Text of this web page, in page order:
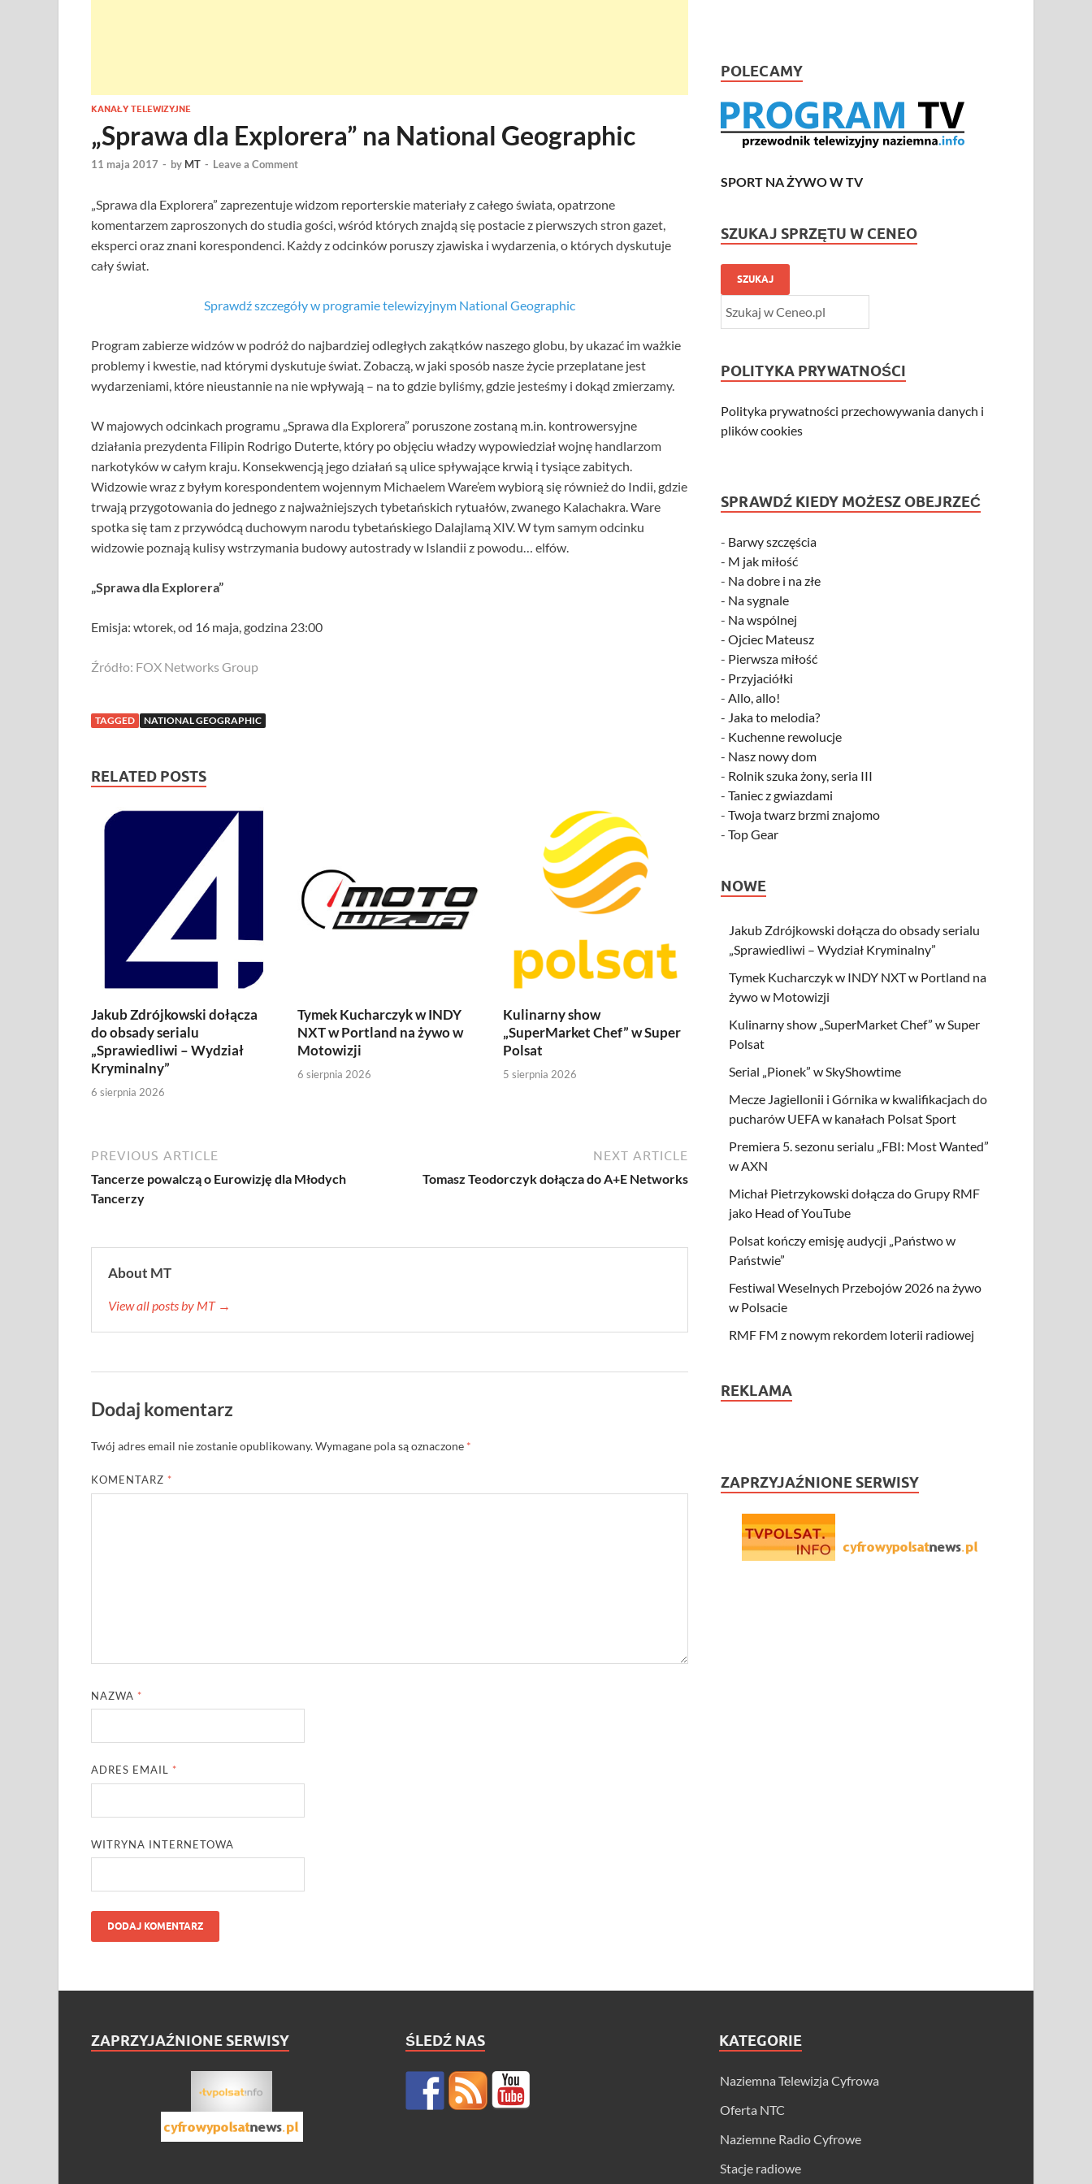
KANAŁY TELEWIZYJNE
„Sprawa dla Explorera” na National Geographic
11 maja 2017 - by MT - Leave a Comment
„Sprawa dla Explorera” zaprezentuje widzom reporterskie materiały z całego świata, opatrzone
komentarzem zaproszonych do studia gości, wśród których znajdą się postacie z pierwszych stron gazet,
eksperci oraz znani korespondenci. Każdy z odcinków poruszy zjawiska i wydarzenia, o których dyskutuje
cały świat.
Sprawdź szczegóły w programie telewizyjnym National Geographic
Program zabierze widzów w podróż do najbardziej odległych zakątków naszego globu, by ukazać im ważkie
problemy i kwestie, nad którymi dyskutuje świat. Zobaczą, w jaki sposób nasze życie przeplatane jest
wydarzeniami, które nieustannie na nie wpływają – na to gdzie byliśmy, gdzie jesteśmy i dokąd zmierzamy.
W majowych odcinkach programu „Sprawa dla Explorera” poruszone zostaną m.in. kontrowersyjne
działania prezydenta Filipin Rodrigo Duterte, który po objęciu władzy wypowiedział wojnę handlarzom
narkotyków w całym kraju. Konsekwencją jego działań są ulice spływające krwią i tysiące zabitych.
Widzowie wraz z byłym korespondentem wojennym Michaelem Ware’em wybiorą się również do Indii, gdzie
trwają przygotowania do jednego z najważniejszych tybetańskich rytuałów, zwanego Kalachakra. Ware
spotka się tam z przywódcą duchowym narodu tybetańskiego Dalajlamą XIV. W tym samym odcinku
widzowie poznają kulisy wstrzymania budowy autostrady w Islandii z powodu… elfów.
„Sprawa dla Explorera”
Emisja: wtorek, od 16 maja, godzina 23:00
Źródło: FOX Networks Group
TAGGED NATIONAL GEOGRAPHIC
RELATED POSTS
Jakub Zdrójkowski dołącza
do obsady serialu
„Sprawiedliwi – Wydział
Kryminalny”
6 sierpnia 2026
Tymek Kucharczyk w INDY
NXT w Portland na żywo w
Motowizji
6 sierpnia 2026
Kulinarny show
„SuperMarket Chef” w Super
Polsat
5 sierpnia 2026
PREVIOUS ARTICLE
Tancerze powalczą o Eurowizję dla Młodych
Tancerzy
NEXT ARTICLE
Tomasz Teodorczyk dołącza do A+E Networks
About MT
View all posts by MT →
Dodaj komentarz
Twój adres email nie zostanie opublikowany.Wymagane pola są oznaczone *
KOMENTARZ *
NAZWA *
ADRES EMAIL *
WITRYNA INTERNETOWA
POLECAMY
SPORT NA ŻYWO W TV
SZUKAJ SPRZĘTU W CENEO
SZUKAJ
POLITYKA PRYWATNOŚCI
Polityka prywatności przechowywania danych i
plików cookies
SPRAWDŹ KIEDY MOŻESZ OBEJRZEĆ
- Barwy szczęścia
- M jak miłość
- Na dobre i na złe
- Na sygnale
- Na wspólnej
-Ojciec Mateusz
- Pierwsza miłość
- Przyjaciółki
-Allo, allo!
- Jaka to melodia?
- Kuchenne rewolucje
- Nasz nowy dom
- Rolnik szuka żony, seria III
-Taniec z gwiazdami
-Twoja twarz brzmi znajomo
-Top Gear
NOWE
Jakub Zdrójkowski dołącza do obsady serialu
„Sprawiedliwi – Wydział Kryminalny”
Tymek Kucharczyk w INDY NXT w Portland na
żywo w Motowizji
Kulinarny show „SuperMarket Chef” w Super
Polsat
Serial „Pionek” w SkyShowtime
Mecze Jagiellonii i Górnika w kwalifikacjach do
pucharów UEFA w kanałach Polsat Sport
Premiera 5. sezonu serialu „FBI: Most Wanted”
w AXN
Michał Pietrzykowski dołącza do Grupy RMF
jako Head of YouTube
Polsat kończy emisję audycji „Państwo w
Państwie”
Festiwal Weselnych Przebojów 2026 na żywo
w Polsacie
RMF FM z nowym rekordem loterii radiowej
REKLAMA
ZAPRZYJAŹNIONE SERWISY
ZAPRZYJAŹNIONE SERWISY ŚLEDŹ NAS KATEGORIE
Naziemna Telewizja Cyfrowa
Oferta NTC
Naziemne Radio Cyfrowe
Stacje radiowe